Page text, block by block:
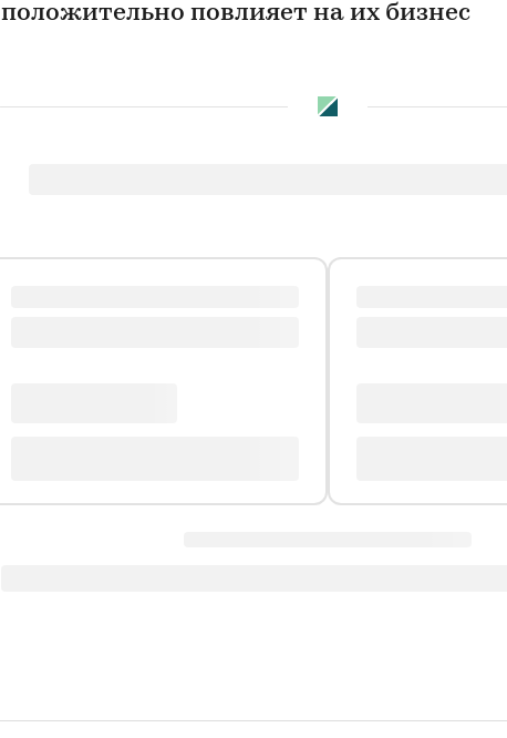
положительно повлияет на их бизнес